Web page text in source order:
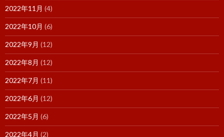
2022年11月 (4)
2022年10月 (6)
2022年9月 (12)
2022年8月 (12)
2022年7月 (11)
2022年6月 (12)
2022年5月 (6)
2022年4月 (2)